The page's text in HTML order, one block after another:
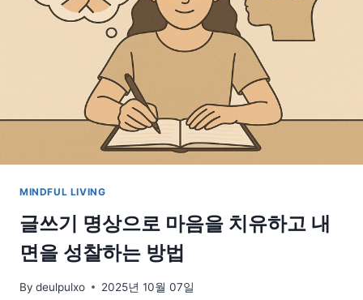
청
정
브
로
안
을
리
레
시
하
는
비
MINDFUL LIVING
글쓰기 명상으로 마음을 치유하고 내
면을 성찰하는 방법
By deulpulxo 2025년 10월 07일